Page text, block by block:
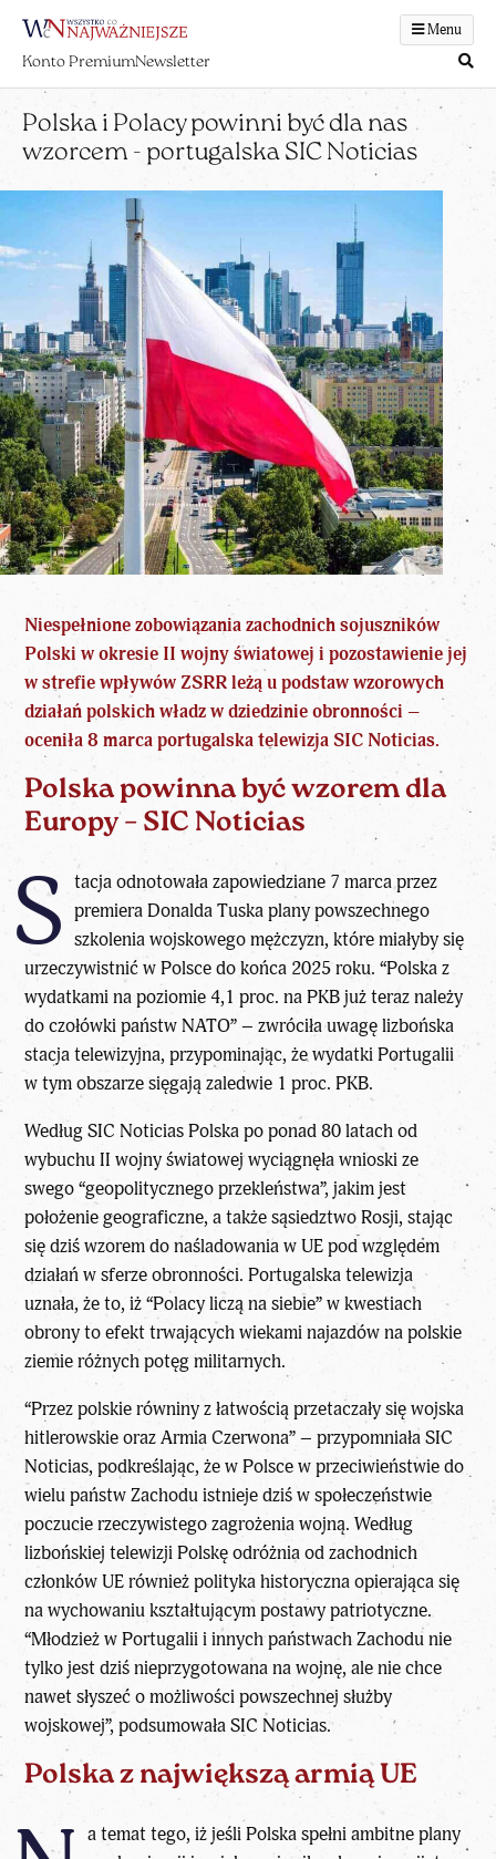
Menu
Konto PremiumNewsletter
Polska i Polacy powinni być dla nas
wzorcem - portugalska SIC Noticias
Niespełnione zobowiązania zachodnich sojuszników
Polski w okresie II wojny światowej i pozostawienie jej
w strefie wpływów ZSRR leżą u podstaw wzorowych
działań polskich władz w dziedzinie obronności –
oceniła 8 marca portugalska telewizja SIC Noticias.
Polska powinna być wzorem dla
Europy – SIC Noticias
S tacja odnotowała zapowiedziane 7 marca przez
premiera Donalda Tuska plany powszechnego
szkolenia wojskowego mężczyzn, które miałyby się
urzeczywistnić w Polsce do końca 2025 roku. “Polska z
wydatkami na poziomie 4,1 proc. na PKB już teraz należy
do czołówki państw NATO” – zwróciła uwagę lizbońska
stacja telewizyjna, przypominając, że wydatki Portugalii
w tym obszarze sięgają zaledwie 1 proc. PKB.
Według SIC Noticias Polska po ponad 80 latach od
wybuchu II wojny światowej wyciągnęła wnioski ze
swego “geopolitycznego przekleństwa”, jakim jest
położenie geograficzne, a także sąsiedztwo Rosji, stając
się dziś wzorem do naśladowania w UE pod względem
działań w sferze obronności. Portugalska telewizja
uznała, że to, iż “Polacy liczą na siebie” w kwestiach
obrony to efekt trwających wiekami najazdów na polskie
ziemie różnych potęg militarnych.
“Przez polskie równiny z łatwością przetaczały się wojska
hitlerowskie oraz Armia Czerwona” – przypomniała SIC
Noticias, podkreślając, że w Polsce w przeciwieństwie do
wielu państw Zachodu istnieje dziś w społeczeństwie
poczucie rzeczywistego zagrożenia wojną. Według
lizbońskiej telewizji Polskę odróżnia od zachodnich
członków UE również polityka historyczna opierająca się
na wychowaniu kształtującym postawy patriotyczne.
“Młodzież w Portugalii i innych państwach Zachodu nie
tylko jest dziś nieprzygotowana na wojnę, ale nie chce
nawet słyszeć o możliwości powszechnej służby
wojskowej”, podsumowała SIC Noticias.
Polska z największą armią UE
a temat tego, iż jeśli Polska spełni ambitne plany